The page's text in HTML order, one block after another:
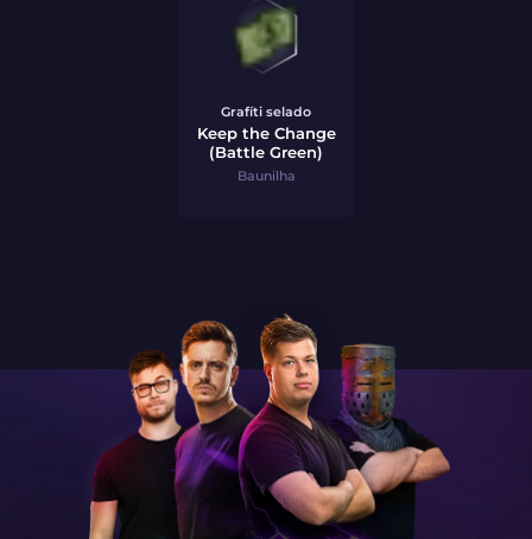
Grafíti selado
Keep the Change
(Battle Green)
Baunilha